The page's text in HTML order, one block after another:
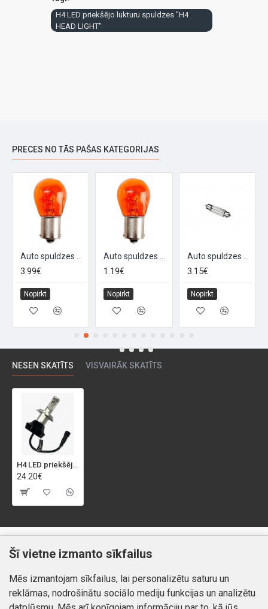
H4 LED priekšējo lukturu spuldzes "H4
HEAD LIGHT"
PRECES NO TĀS PAŠAS KATEGORIJAS
3.99€
Nopirkt
1.19€
Nopirkt
3.15€
Nopirkt
NESEN SKATĪTS VISVAIRĀK SKATĪTS
H4 LED priekšējo lukturu spuldzes "H4 HEAD LIGHT"
24.20€
Klientiem
Kontakti
Preču atgriešana
Mans profils
Piegāde un apmaksa
Atteikuma tiesības
Privātuma politika
Šī vietne izmanto sīkfailus
Mēs izmantojam sīkfailus, lai personalizētu saturu un
reklāmas, nodrošinātu sociālo mediju funkcijas un analizētu